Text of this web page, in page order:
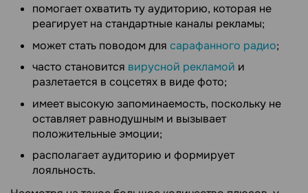
помогает охватить ту аудиторию, которая не
реагирует на стандартные каналы рекламы;
может стать поводом для сарафанного радио;
часто становится вирусной рекламой и
разлетается в соцсетях в виде фото;
имеет высокую запоминаемость, поскольку не
оставляет равнодушным и вызывает
положительные эмоции;
располагает аудиторию и формирует
лояльность.